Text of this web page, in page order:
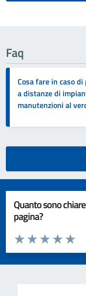
Faq
Cosa fare in caso
a distanze di
manutenzioni al
Quanto sono
pagina?
Valuta da 1 a 5 stelle la
Valuta 4
Valuta 3
Valuta 2 stelle su
Valuta 1 stelle su 5